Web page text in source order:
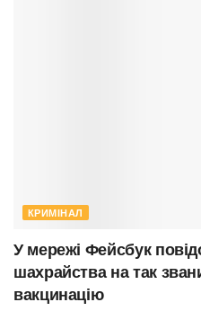
КРИМІНАЛ
У мережі Фейсбук
шахрайства на так
вакцинацію